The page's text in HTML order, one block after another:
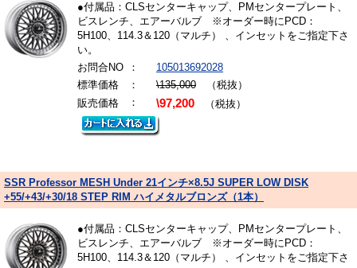
●付属品：CLSセンターキャップ、PMセンタープレート、
ビスレンチ、エアーバルブ ※オーダー時にPCD：
5H100、114.3＆120（マルチ） 、インセットをご指定下さ
い。
お問合NO
：
105013692028
標準価格
： \135,000 （税抜）
販売価格
： \97,200 （税抜）
SSR Professor MESH Under 21インチ×8.5J SUPER LOW DISK
+55/+43/+30/18 STEP RIM ハイメタルブロンズ（1本）
●付属品：CLSセンターキャップ、PMセンタープレート、
ビスレンチ、エアーバルブ ※オーダー時にPCD：
5H100、114.3＆120（マルチ） 、インセットをご指定下さ